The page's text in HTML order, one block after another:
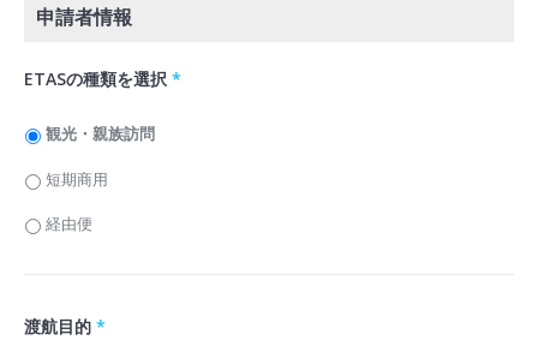
申請者情報
ETASの種類を選択 *
観光・親族訪問
短期商用
経由便
渡航目的 *